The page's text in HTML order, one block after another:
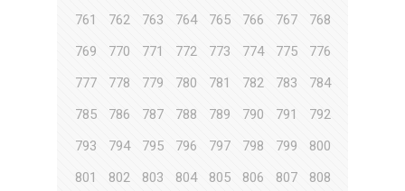
761
762 763 764 765 766 767
768
769
770 771 772 773 774 775
776
777
778 779 780 781 782 783
784
785
786 787 788 789 790 791
792
793
794 795 796 797 798 799
800
801
802 803 804 805 806 807
808